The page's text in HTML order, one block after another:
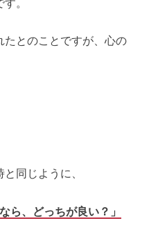
。
たとのことですが、心の
同じように、
、どっちが良い？」